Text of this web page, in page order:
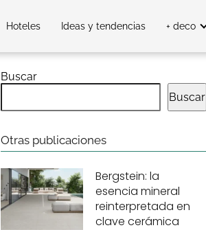
Hoteles Ideas y tendencias + deco
Buscar
Buscar
Otras publicaciones
Bergstein: la
esencia mineral
reinterpretada en
clave cerámica